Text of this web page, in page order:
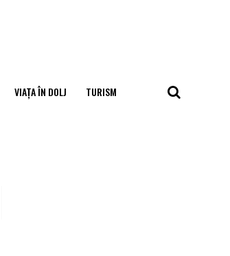
VIAȚA ÎN DOLJ TURISM